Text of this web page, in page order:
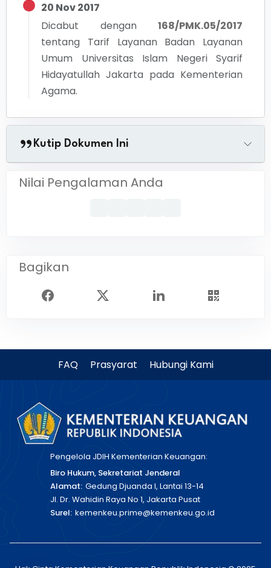
20 Nov 2017
Dicabut dengan
168/PMK.05/2017
tentang Tarif Layanan Badan Layanan
Umum Universitas Islam Negeri Syarif
Hidayatullah Jakarta pada Kementerian
Agama.
Kutip Dokumen Ini
Nilai Pengalaman Anda
Bagikan
FAQ Prasyarat Hubungi Kami
Pengelola JDIH Kementerian Keuangan:
Biro Hukum, Sekretariat Jenderal
Alamat: Gedung Djuanda I, Lantai 13-14
Jl. Dr. Wahidin Raya No 1, Jakarta Pusat
Surel: kemenkeu.prime@kemenkeu.go.id